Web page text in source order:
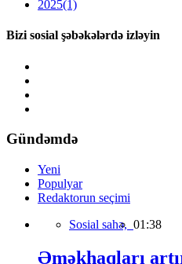
2025(1)
Bizi sosial şəbəkələrdə izləyin
Gündəmdə
Yeni
Populyar
Redaktorun seçimi
Sosial sahə, 01:38
Əməkhaqları